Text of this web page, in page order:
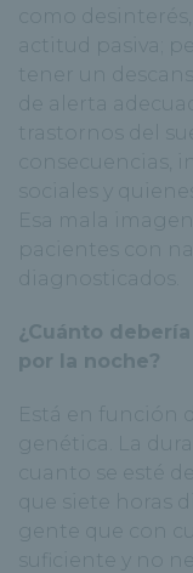
como
actitud pasiva;
tener un
de alerta
trastornos del
consecuencias,
sociales y
Esa mala
pacientes con
diagnosticados.
¿Cuánto
por la noche?
Está en función
genética. La
cuanto se esté
que siete horas
gente que con
suficiente y no